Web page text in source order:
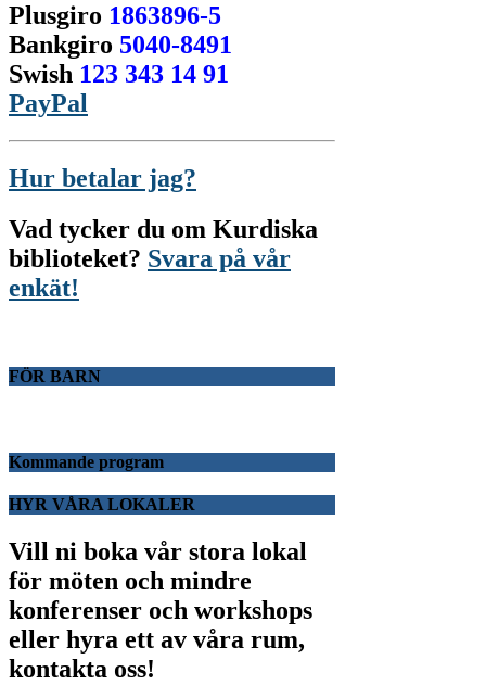
Plusgiro 1863896-5
Bankgiro 5040-8491
Swish 123 343 14 91
PayPal
Hur betalar jag?
Vad tycker du om Kurdiska
biblioteket? Svara på vår
enkät!
FÖR BARN
Kommande program
HYR VÅRA LOKALER
Vill ni boka vår stora lokal
för möten och mindre
konferenser och workshops
eller hyra ett av våra rum,
kontakta oss!